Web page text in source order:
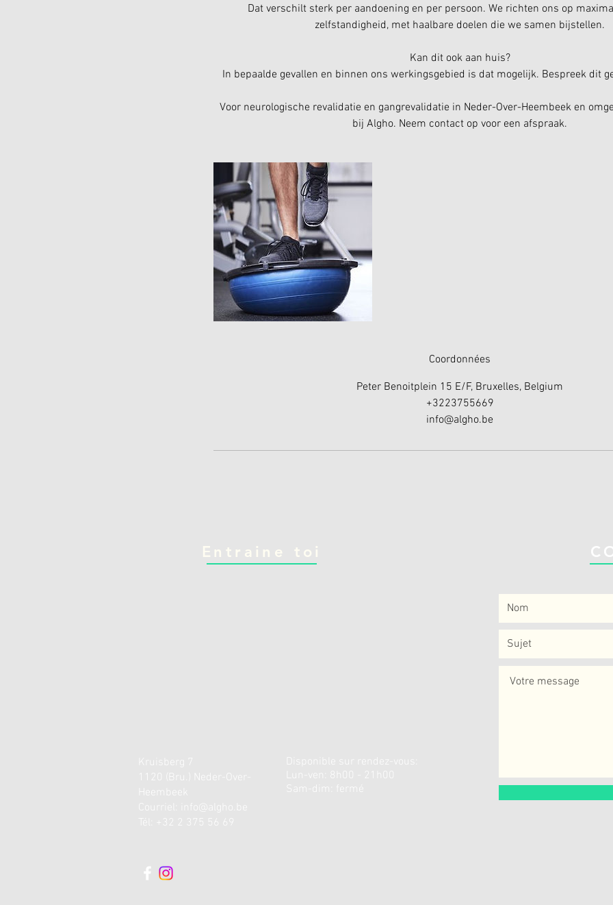
Dat verschilt sterk per aandoening en per persoon. We richten ons op
zelfstandigheid, met haalbare doelen die we samen bijstellen.
Kan dit ook aan huis?
In bepaalde gevallen en binnen ons werkingsgebied is dat mogelijk. Bespreek dit
Voor neurologische revalidatie en gangrevalidatie in Neder-Over-Heembeek en
Coordonnées
Peter Benoitplein 15 E/F, Bruxelles, Belgium
+3223755669
info@algho.be
Entraine toi
Kruisberg 7
1120 (Bru.) Neder-Over-
Heembeek
Courriel:
Tél: +32 2 375 56 69
Disponible sur rendez-vous:
Lun-ven: 8h00 - 21h00
Sam-dim: fermé